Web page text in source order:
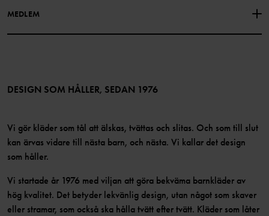
MEDLEM
Bli medlem
DESIGN SOM HÅLLER, SEDAN 1976
Vi gör kläder som tål att älskas, tvättas och slitas. Och som till slut
kan ärvas vidare till nästa barn, och nästa. Vi kallar det design
som håller.
Vi startade år 1976 med viljan att göra bekväma barnkläder av
hög kvalitet. Det betyder lekvänlig design, utan något som skaver
eller stramar, som också ska hålla tvätt efter tvätt. Kläder som låter